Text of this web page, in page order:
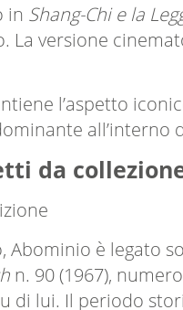
in Shang-Chi e la
versione
l’aspetto
all’interno
da
Abominio è legato
n. 90 (1967),
di lui. Il periodo